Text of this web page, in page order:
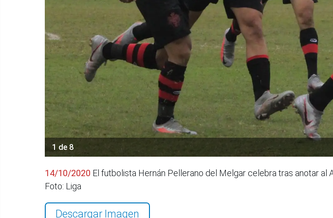
1 de 8
14/10/2020 El futbolista Hernán Pellerano del Melgar celebra tras anotar al
Foto: Liga
Descargar Imagen